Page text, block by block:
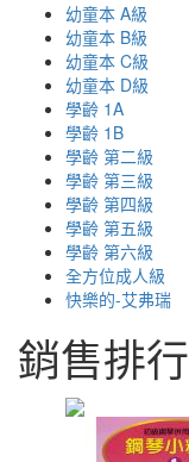
幼童本 A級
幼童本 B級
幼童本 C級
幼童本 D級
學齡 1A
學齡 1B
學齡 第二級
學齡 第三級
學齡 第四級
學齡 第五級
學齡 第六級
全方位成人級
快樂的-艾弗瑞
銷售排行